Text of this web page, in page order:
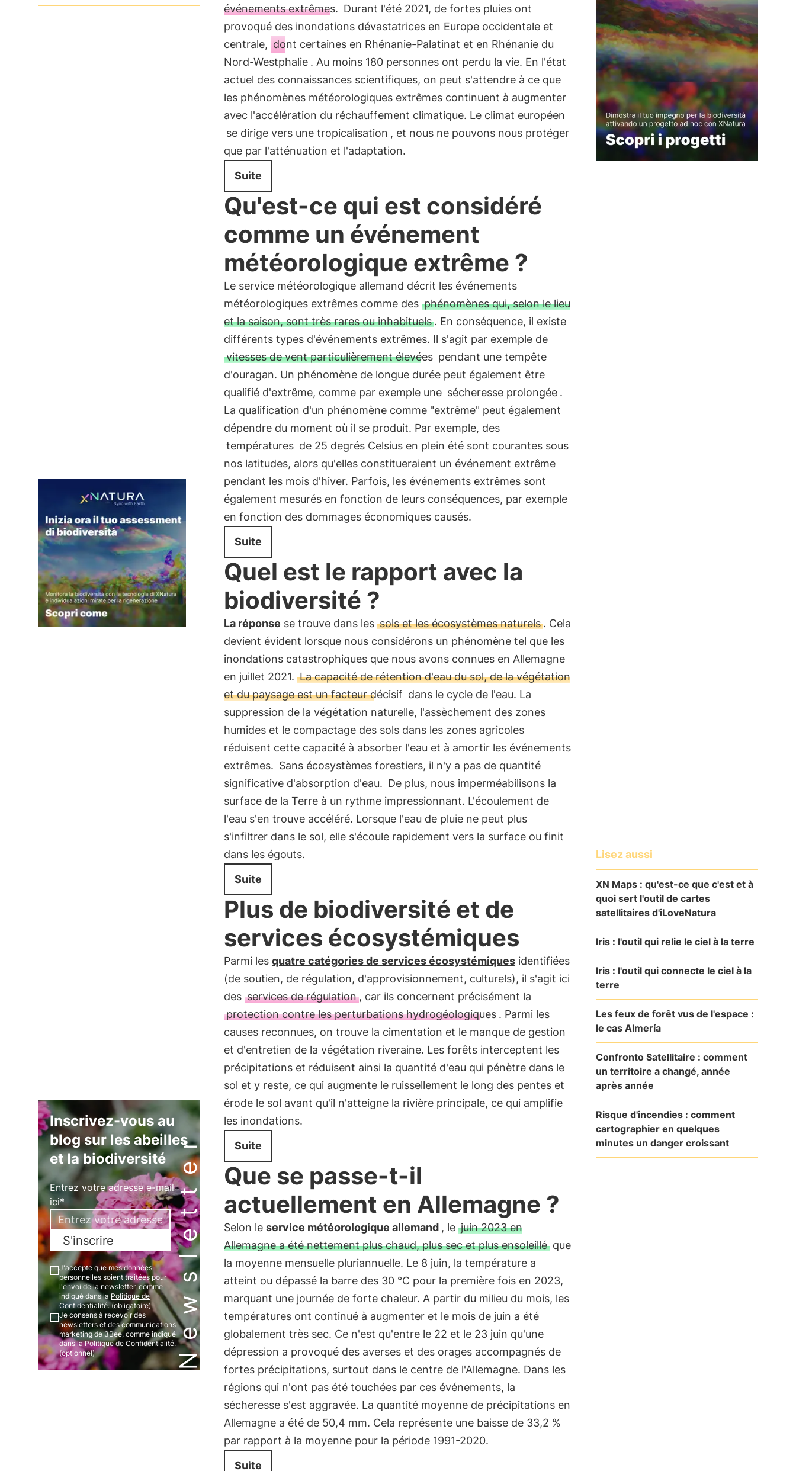
Newsletter
Inscrivez-vous au
blog sur les abeilles
et la biodiversité
Entrez votre adresse e-mail
ici*
S'inscrire
J'accepte que mes données
personnelles soient traitées pour
l'envoi de la newsletter, comme
indiqué dans la Politique de
Confidentialité. (obligatoire)
Je consens à recevoir des
newsletters et des communications
marketing de 3Bee, comme indiqué
dans laPolitique de Confidentialité.
(optionnel)
événements extrêmes. Durant l'été 2021, de fortes pluies ont
provoqué des inondations dévastatrices en Europe occidentale et
centrale, dont certaines en Rhénanie-Palatinat et en Rhénanie du
Nord-Westphalie . Au moins 180 personnes ont perdu la vie. En l'état
actuel des connaissances scientifiques, on peut s'attendre à ce que
les phénomènes météorologiques extrêmes continuent à augmenter
avec l'accélération du réchauffement climatique. Le climat européen
se dirige vers une tropicalisation , et nous ne pouvons nous protéger
que par l'atténuation et l'adaptation.
Suite
Qu'est-ce qui est considéré
comme un événement
météorologique extrême ?
Le service météorologique allemand décrit les événements
météorologiques extrêmes comme des phénomènes qui, selon le lieu
et la saison, sont très rares ou inhabituels. En conséquence, il existe
différents types d'événements extrêmes. Il s'agit par exemple de
vitesses de vent particulièrement élevées pendant une tempête
d'ouragan. Un phénomène de longue durée peut également être
qualifié d'extrême, comme par exemple une sécheresse prolongée .
La qualification d'un phénomène comme "extrême" peut également
dépendre du moment où il se produit. Par exemple, des
températures de 25 degrés Celsius en plein été sont courantes sous
nos latitudes, alors qu'elles constitueraient un événement extrême
pendant les mois d'hiver. Parfois, les événements extrêmes sont
également mesurés en fonction de leurs conséquences, par exemple
en fonction des dommages économiques causés.
Suite
Quel est le rapport avec la
biodiversité ?
La réponse se trouve dans les sols et les écosystèmes naturels. Cela
devient évident lorsque nous considérons un phénomène tel que les
inondations catastrophiques que nous avons connues en Allemagne
en juillet 2021. La capacité de rétention d'eau du sol, de la végétation
et du paysage est un facteur décisif dans le cycle de l'eau. La
suppression de la végétation naturelle, l'assèchement des zones
humides et le compactage des sols dans les zones agricoles
réduisent cette capacité à absorber l'eau et à amortir les événements
extrêmes. Sans écosystèmes forestiers, il n'y a pas de quantité
significative d'absorption d'eau. De plus, nous imperméabilisons la
surface de la Terre à un rythme impressionnant. L'écoulement de
l'eau s'en trouve accéléré. Lorsque l'eau de pluie ne peut plus
s'infiltrer dans le sol, elle s'écoule rapidement vers la surface ou finit
dans les égouts.
Suite
Plus de biodiversité et de
services écosystémiques
Parmi les quatre catégories de services écosystémiquesidentifiées
(de soutien, de régulation, d'approvisionnement, culturels), il s'agit ici
des services de régulation, car ils concernent précisément la
protection contre les perturbations hydrogéologiques . Parmi les
causes reconnues, on trouve la cimentation et le manque de gestion
et d'entretien de la végétation riveraine. Les forêts interceptent les
précipitations et réduisent ainsi la quantité d'eau qui pénètre dans le
sol et y reste, ce qui augmente le ruissellement le long des pentes et
érode le sol avant qu'il n'atteigne la rivière principale, ce qui amplifie
les inondations.
Suite
Que se passe-t-il
actuellement en Allemagne ?
Selon le service météorologique allemand , le juin 2023 en
Allemagne a été nettement plus chaud, plus sec et plus ensoleilléque
la moyenne mensuelle pluriannuelle. Le 8 juin, la température a
atteint ou dépassé la barre des 30 °C pour la première fois en 2023,
marquant une journée de forte chaleur. A partir du milieu du mois, les
températures ont continué à augmenter et le mois de juin a été
globalement très sec. Ce n'est qu'entre le 22 et le 23 juin qu'une
dépression a provoqué des averses et des orages accompagnés de
fortes précipitations, surtout dans le centre de l'Allemagne. Dans les
régions qui n'ont pas été touchées par ces événements, la
sécheresse s'est aggravée. La quantité moyenne de précipitations en
Allemagne a été de 50,4 mm. Cela représente une baisse de 33,2 %
par rapport à la moyenne pour la période 1991-2020.
Suite
Lisez aussi
XN Maps : qu'est-ce que c'est et à
quoi sert l'outil de cartes
satellitaires d'iLoveNatura
Iris : l'outil qui relie le ciel à la terre
Iris : l'outil qui connecte le ciel à la
terre
Les feux de forêt vus de l'espace :
le cas Almería
Confronto Satellitaire : comment
un territoire a changé, année
après année
Risque d'incendies : comment
cartographier en quelques
minutes un danger croissant